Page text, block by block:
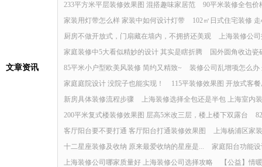
文章资讯
233平方米平层装修效果图 混搭趣味家居范
90平米装修全包价
家装用灯带怎么样 家装中如何设计灯带
102㎡日式住宅装修
厨房不做开放式，门扇藏在墙内，不拥挤还美观
上海装修公
家庭装修中5大看似精妙的设计 其实是瞎折腾
国外圆角收边瓷
85平米小户型欧美风装修 简约又精致~
装修公司乱增项怎么
家庭庭院设计 没院子也能实现！
115平装修效果图 开放式客
新房具体装修流程步骤
上海装修选择全包还是半包 上海室内
200平米复式楼装修效果图 层高5米改三层，楼上楼下双露台
客厅阳台要不要打通 客厅阳台打通装修效果图
上海杨浦区家
十二星座装修及收纳 原来最爱收纳的星座是...
家庭阳台功能
上海装修公司哪家质量好 上海装修公司选择攻略
【公益】